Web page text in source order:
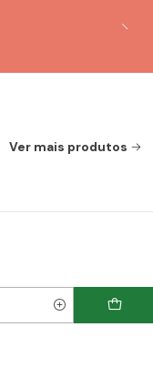
Ver mais produtos